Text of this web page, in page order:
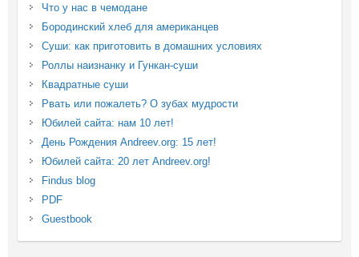
Что у нас в чемодане
Бородинский хлеб для американцев
Суши: как приготовить в домашних условиях
Роллы наизнанку и Гункан-суши
Квадратные суши
Рвать или пожалеть? О зубах мудрости
Юбилей сайта: нам 10 лет!
День Рождения Andreev.org: 15 лет!
Юбилей сайта: 20 лет Andreev.org!
Findus blog
PDF
Guestbook